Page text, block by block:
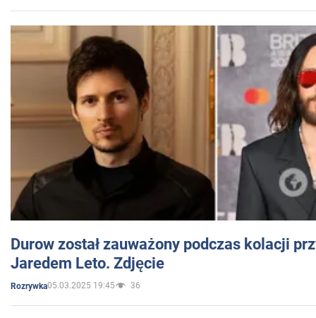
Durow został zauważony podczas kolacji
Jaredem Leto. Zdjęcie
Rozrywka05.03.2025 19:45 36